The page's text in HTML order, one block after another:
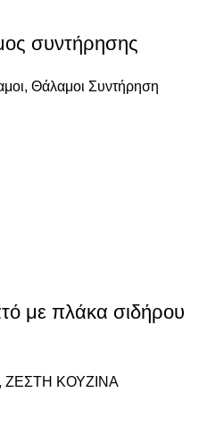
συντήρησης
, Θάλαμοι Συντήρηση
με πλάκα σιδήρου
, ΖΕΣΤΗ ΚΟΥΖΙΝΑ